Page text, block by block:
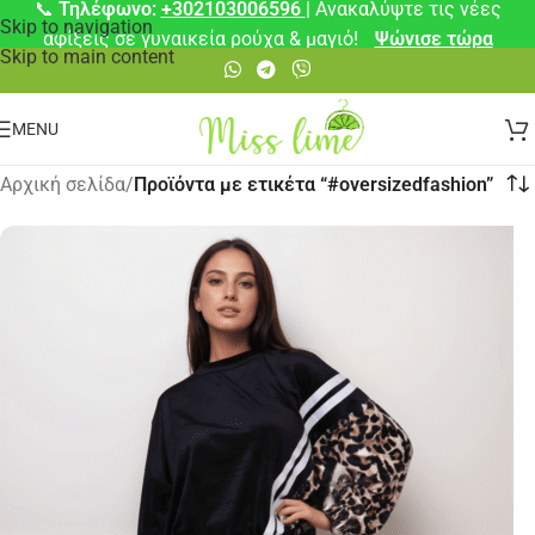
Skip to navigation
Skip to main content
📞 Τηλέφωνο: +302103006596 | Ανακαλύψτε τις νέες
αφίξεις σε γυναικεία ρούχα & μαγιό!
Ψώνισε τώρα
MENU
Αρχική σελίδα/Προϊόντα με ετικέτα “#oversizedfashion”